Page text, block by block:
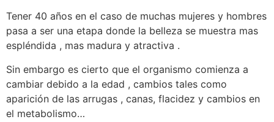
Tener 40 años en el caso de muchas mujeres y hombres
pasa a ser una etapa donde la belleza se muestra mas
espléndida , mas madura y atractiva .
Sin embargo es cierto que el organismo comienza a
cambiar debido a la edad , cambios tales como
aparición de las arrugas , canas, flacidez y cambios en
el metabolismo…